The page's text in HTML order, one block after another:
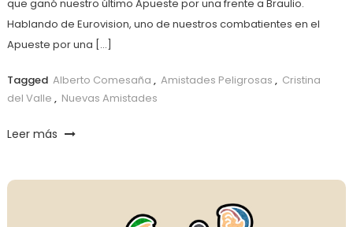
que ganó nuestro último Apueste por una frente a Braulio.
Hablando de Eurovision, uno de nuestros combatientes en el
Apueste por una […]
Tagged Alberto Comesaña , Amistades Peligrosas , Cristina
del Valle , Nuevas Amistades
Leer más